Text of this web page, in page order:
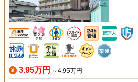
3.95万円 ～4.95万円